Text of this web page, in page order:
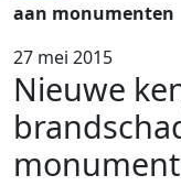
aan monumenten
27 mei 2015
Nieuwe